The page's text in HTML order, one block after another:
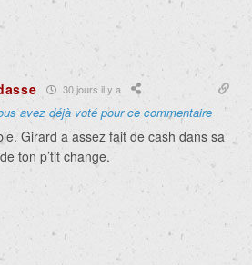
30 jours il y a
avez déjà voté pour ce commentaire
Girard a assez fait de cash dans sa
ton p’tit change.